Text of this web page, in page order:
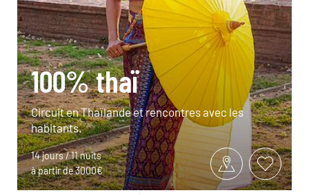
100% thaï
Circuit en Thaïlande et rencontres avec les
habitants.
14 jours / 11 nuits
à partir de 3000€